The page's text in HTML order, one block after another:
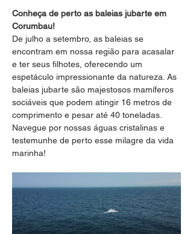
Conheça de perto as baleias jubarte em
Corumbau!
De julho a setembro, as baleias se
encontram em nossa região para acasalar
e ter seus filhotes, oferecendo um
espetáculo impressionante da natureza. As
baleias jubarte são majestosos mamíferos
sociáveis que podem atingir 16 metros de
comprimento e pesar até 40 toneladas.
Navegue por nossas águas cristalinas e
testemunhe de perto esse milagre da vida
marinha!